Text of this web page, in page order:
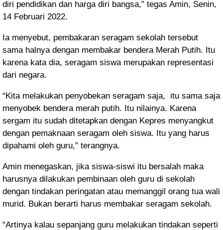
diri pendidikan dan harga diri bangsa,” tegas Amin, Senin,
14 Februari 2022.
Ia menyebut, pembakaran seragam sekolah tersebut
sama halnya dengan membakar bendera Merah Putih. Itu
karena kata dia, seragam siswa merupakan representasi
dari negara.
“Kita melakukan penyobekan seragam saja,
itu sama saja
menyobek bendera merah putih. Itu nilainya. Karena
sergam itu sudah ditetapkan dengan Kepres menyangkut
dengan pemaknaan seragam oleh siswa. Itu yang harus
dipahami oleh guru,” terangnya.
Amin menegaskan, jika siswa-siswi itu bersalah maka
harusnya dilakukan pembinaan oleh guru di sekolah
dengan tindakan peringatan atau memanggil orang tua wali
murid. Bukan berarti harus membakar seragam sekolah.
“Artinya kalau sepanjang guru melakukan tindakan seperti